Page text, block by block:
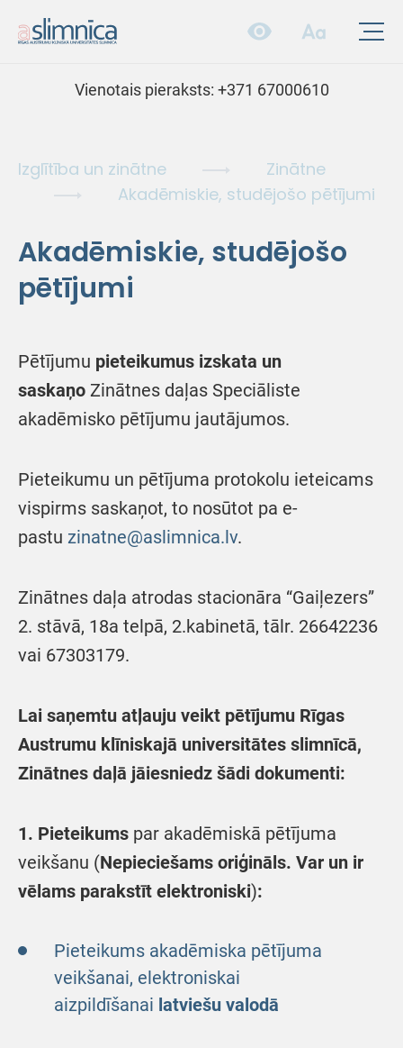
Vienotais pieraksts: +371 67000610
Izglītība un zinātne
Zinātne
Akadēmiskie, studējošo pētījumi
Akadēmiskie, studējošo
pētījumi
Pētījumu pieteikumus izskata un
saskaņo Zinātnes daļas Speciāliste
akadēmisko pētījumu jautājumos.
Pieteikumu un pētījuma protokolu ieteicams
vispirms saskaņot, to nosūtot pa e-
pastu zinatne@aslimnica.lv.
Zinātnes daļa atrodas stacionāra “Gaiļezers”
2. stāvā, 18a telpā, 2.kabinetā, tālr. 26642236
vai 67303179.
Lai saņemtu atļauju veikt pētījumu Rīgas
Austrumu klīniskajā universitātes slimnīcā,
Zinātnes daļā jāiesniedz šādi dokumenti:
1. Pieteikums par akadēmiskā pētījuma
veikšanu (Nepieciešams oriģināls. Var un ir
vēlams parakstīt elektroniski):
Pieteikums akadēmiska pētījuma
veikšanai, elektroniskai
aizpildīšanai latviešu valodā